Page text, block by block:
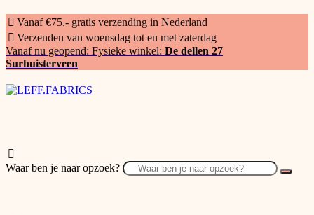
Vanaf €75,- gratis verzending in Nederland
Verzenden van woensdag tot en met zaterdag
Vanaf nu geopend: Fysieke winkel: De dellen 27
Surhuisterveen
Waar ben je naar opzoek?